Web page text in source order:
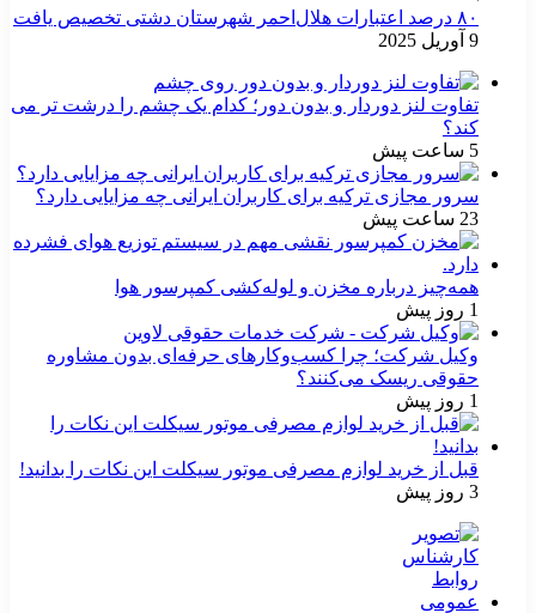
۸۰ درصد اعتبارات هلال‌احمر شهرستان دشتی تخصیص یافت
9 آوریل 2025
تفاوت لنز دوردار و بدون دور؛ کدام یک چشم را درشت تر می
کند؟
5 ساعت پیش
سرور مجازی ترکیه برای کاربران ایرانی چه مزایایی دارد؟
23 ساعت پیش
همه‌چیز درباره مخزن و لوله‌کشی کمپرسور هوا
1 روز پیش
وکیل شرکت؛ چرا کسب‌وکارهای حرفه‌ای بدون مشاوره
حقوقی ریسک می‌کنند؟
1 روز پیش
قبل از خرید لوازم مصرفی موتور سیکلت این نکات را بدانید!
3 روز پیش